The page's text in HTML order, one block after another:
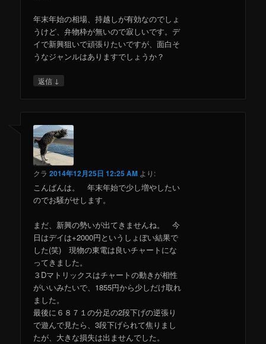
年末年始の相場、持越しが有効なのでしょ
うけど、弁物枠が無いので寂しいです。デ
イで新興狙いで頑張りたいですが、面白そ
うなジャンルはありますでしょうか？
返信 ↓
クラ 2014年12月25日 12:25 AM より:
こんばんは。 年末年始で少し増やしたい
のでお騒がせします。
まだ、新興の勢いが出てきませんね。 今
日はデイは+2000円というしょぼい結果で
した(笑) 現物の東電は良いチャートにな
ってきました。
３Dマトリックスはチャートの動きが相性
がいいみたいで、1855円から少しだけ取れ
ました。
最後に６８７１の分足の2段下げの逆張り
で遊んで見たら、3段下げられて焦りまし
たが、大きな損失は出ませんでした。